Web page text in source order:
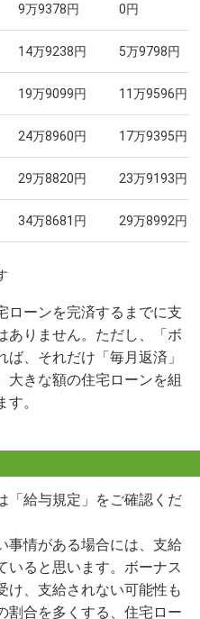
9万9378円 0円
14万9238円 5万9798円
19万9099円 11万9596円
24万8960円 17万9395円
29万8820円 23万9193円
34万8681円 29万8992円
ローンを完済するまでに支
ありません。ただし、「ボ
、それだけ「毎月返済」
大きな額の住宅ローンを組
。
「給与規定」をご確認くだ
事情がある場合には、支給
いると思います。ボーナス
け、支給されない可能性も
割合を多くする、住宅ロー